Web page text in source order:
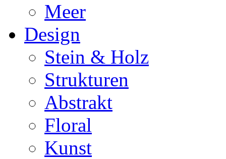
Meer
Design
Stein & Holz
Strukturen
Abstrakt
Floral
Kunst